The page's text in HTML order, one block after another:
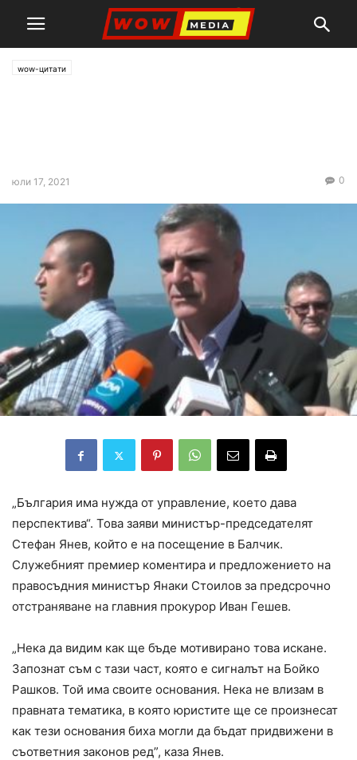
wow-цитати
юли 17, 2021 0
„България има нужда от управление, което дава
перспектива“. Това заяви министър-председателят
Стефан Янев, който е на посещение в Балчик.
Служебният премиер коментира и предложението на
правосъдния министър Янаки Стоилов за предсрочно
отстраняване на главния прокурор Иван Гешев.
„Нека да видим как ще бъде мотивирано това искане.
Запознат съм с тази част, която е сигналът на Бойко
Рашков. Той има своите основания. Нека не влизам в
правната тематика, в която юристите ще се произнесат
как тези основания биха могли да бъдат придвижени в
съответния законов ред”, каза Янев.